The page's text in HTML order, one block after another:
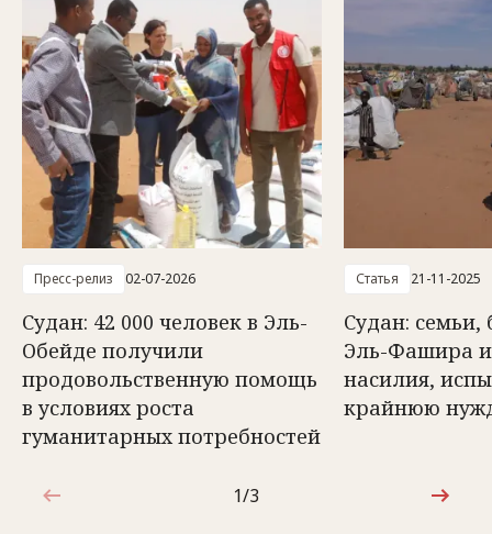
Пресс-релиз 02-07-2026
Судан: 42 000 человек в Эль-
Обейде получили
продовольственную помощь
в условиях роста
гуманитарных потребностей
Статья 21-11-2025
Судан:
Эль-Фашира
насилия,
крайнюю
1 из 3
1/3